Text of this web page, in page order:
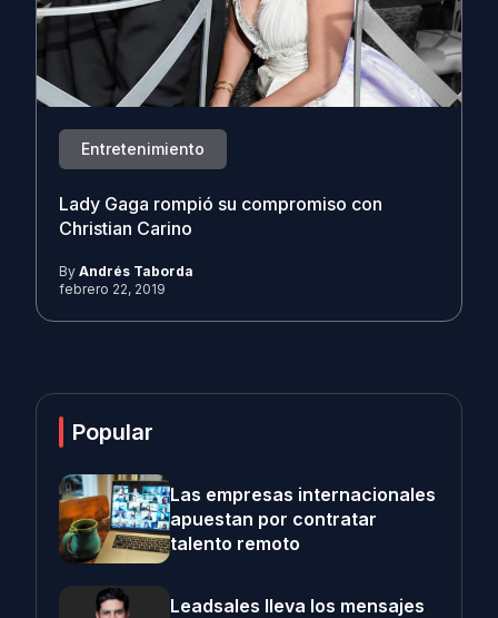
Entretenimiento
Lady Gaga rompió su compromiso con
Christian Carino
By Andrés Taborda
febrero 22, 2019
Popular
Las empresas internacionales
apuestan por contratar
talento remoto
Leadsales lleva los mensajes